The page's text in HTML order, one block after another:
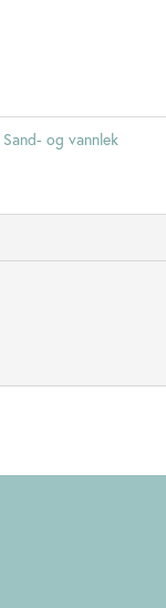
Sand- og vannlek